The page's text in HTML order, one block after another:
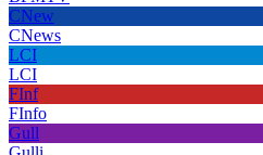
CNew
CNews
LCI
LCI
FInf
FInfo
Gull